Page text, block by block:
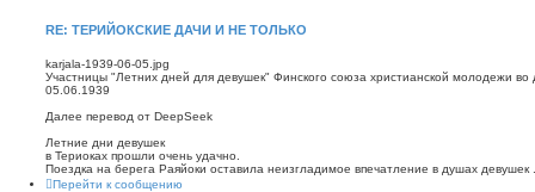
RE: ТЕРИЙОКСКИЕ ДАЧИ И НЕ ТОЛЬКО
karjala-1939-06-05.jpg
Участницы "Летних дней для девушек" Финского союза христианской молодежи во
05.06.1939
Далее перевод от DeepSeek
Летние дни девушек
в Териоках прошли очень удачно.
Поездка на берега Раяйоки оставила неизгладимое впечатление в душах девушек
Перейти к сообщению